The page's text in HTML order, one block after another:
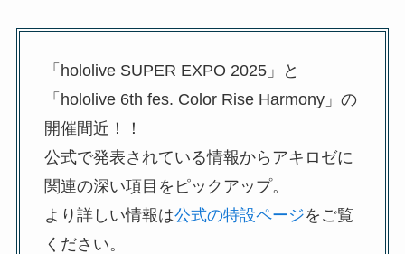
「hololive SUPER EXPO 2025」と
「hololive 6th fes. Color Rise Harmony」の
開催間近！！
公式で発表されている情報からアキロゼに
関連の深い項目をピックアップ。
より詳しい情報は公式の特設ページをご覧
ください。